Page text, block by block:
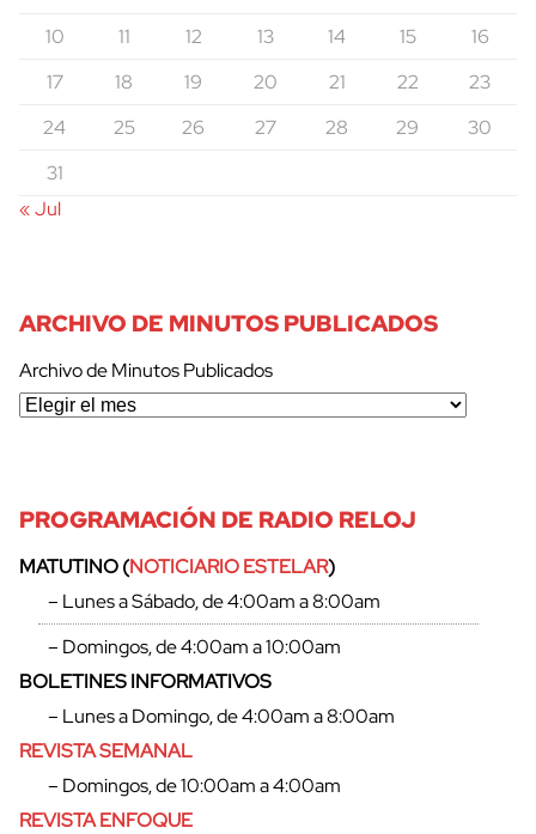
10
11 12 13 14 15
16
17
18 19 20 21 22
23
24
25 26 27 28 29
30
31
« Jul
ARCHIVO DE MINUTOS PUBLICADOS
Archivo de Minutos Publicados
PROGRAMACIÓN DE RADIO RELOJ
MATUTINO (NOTICIARIO ESTELAR)
– Lunes a Sábado, de 4:00am a 8:00am
– Domingos, de 4:00am a 10:00am
BOLETINES INFORMATIVOS
– Lunes a Domingo, de 4:00am a 8:00am
REVISTA SEMANAL
– Domingos, de 10:00am a 4:00am
REVISTA ENFOQUE